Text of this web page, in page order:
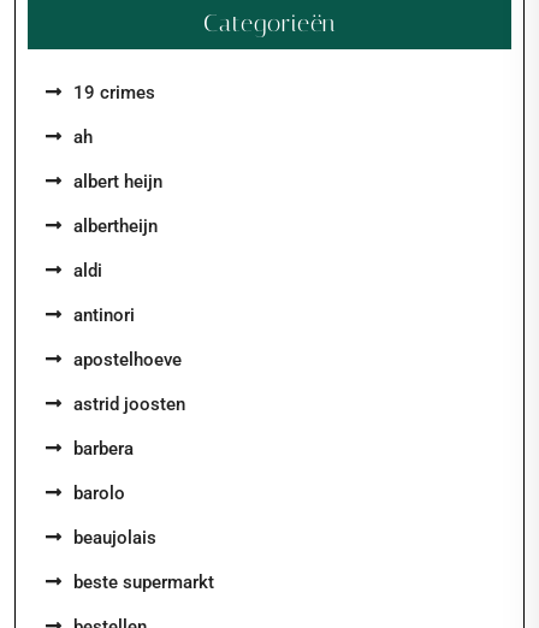
Categorieën
19 crimes
ah
albert heijn
albertheijn
aldi
antinori
apostelhoeve
astrid joosten
barbera
barolo
beaujolais
beste supermarkt